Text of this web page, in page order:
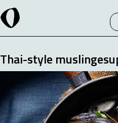
Thai-style